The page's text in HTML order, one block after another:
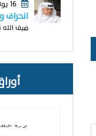
انحراف
ضيف الله